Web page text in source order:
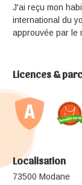
J'ai reçu mon
international du
approuvée par le
Licences &
Localisation
73500 Modane